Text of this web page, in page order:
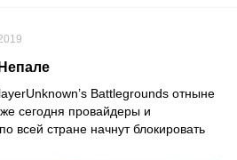
Battlegrounds отныне
сегодня провайдеры и
всей стране начнут блокировать